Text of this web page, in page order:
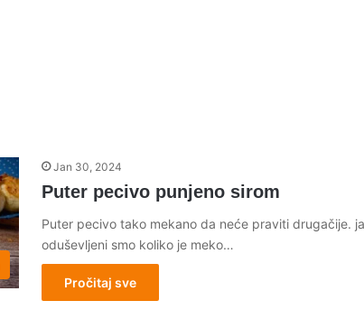
Jan 30, 2024
Puter pecivo punjeno sirom
Puter pecivo tako mekano da neće praviti drugačije.
oduševljeni smo koliko je meko…
Pročitaj sve